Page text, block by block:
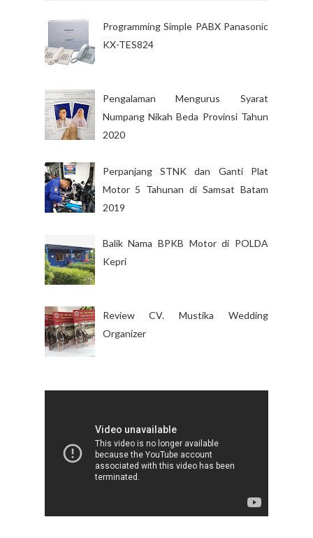
Programming Simple PABX Panasonic
KX-TES824
Pengalaman Mengurus Syarat
Numpang Nikah Beda Provinsi Tahun
2020
Perpanjang STNK dan Ganti Plat
Motor 5 Tahunan di Samsat Batam
2019
Balik Nama BPKB Motor di POLDA
Kepri
Review CV. Mustika Wedding
Organizer